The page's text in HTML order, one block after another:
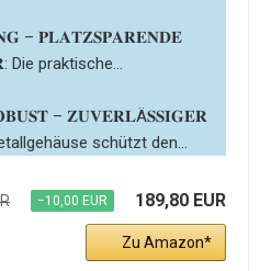
– 𝐏𝐋𝐀𝐓𝐙𝐒𝐏𝐀𝐑𝐄𝐍𝐃𝐄
praktische...
– 𝐙𝐔𝐕𝐄𝐑𝐋Ä𝐒𝐒𝐈𝐆𝐄𝐑
schützt den...
−10,00 EUR 189,80 EUR
Zu Amazon